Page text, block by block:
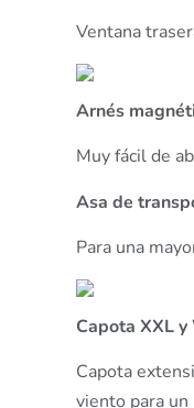
Ventana
Arnés
Muy fácil de
Asa de
Para una
Capota XXL
Capota
viento para